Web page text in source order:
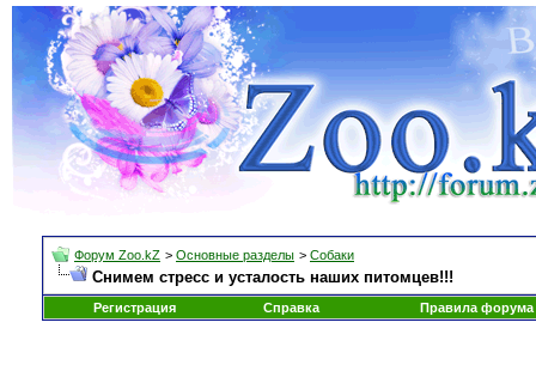
Форум Zoo.kZ > Основные разделы > Собаки
Снимем стресс и усталость наших питомцев!!!
Регистрация Справка Правила форума